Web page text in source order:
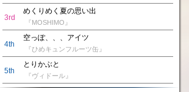
3rd
めくりめく夏の思い出
『MOSHIMO』
4th
空っぽ、、、アイツ
『ひめキュンフルーツ缶』
5th
とりかぶと
『ヴィドール』